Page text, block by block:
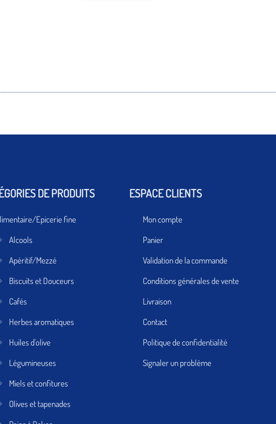
DE PRODUITS
Epicerie fine
Alcools
Apéritif/Mezzé
Biscuits et Douceurs
Cafés
Herbes aromatiques
Huiles d'olive
Légumineuses
Miels et confitures
Olives et tapenades
ESPACE CLIENTS
Mon compte
Panier
Validation de la commande
Conditions générales de vente
Livraison
Contact
Politique de confidentialité
Signaler un problème